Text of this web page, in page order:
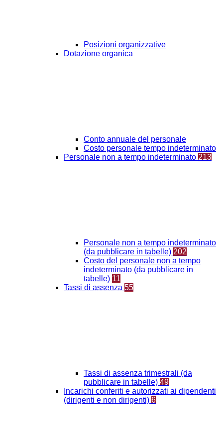
Posizioni organizzative
Dotazione organica
Conto annuale del personale
Costo personale tempo indeterminato
Personale non a tempo indeterminato 213
Personale non a tempo indeterminato
(da pubblicare in tabelle) 202
Costo del personale non a tempo
indeterminato (da pubblicare in
tabelle) 11
Tassi di assenza 55
Tassi di assenza trimestrali (da
pubblicare in tabelle) 49
Incarichi conferiti e autorizzati ai dipendenti
(dirigenti e non dirigenti) 6